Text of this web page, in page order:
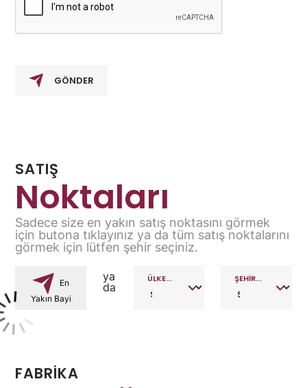
GÖNDER
SATIŞ
Noktaları
Sadece size en yakın satış noktasını görmek
için butona tıklayınız ya da tüm satış noktalarını
görmek için lütfen şehir seçiniz.
Yakın Bayi
ya
da
ÜLKE... ŞEHİR...
FABRİKA